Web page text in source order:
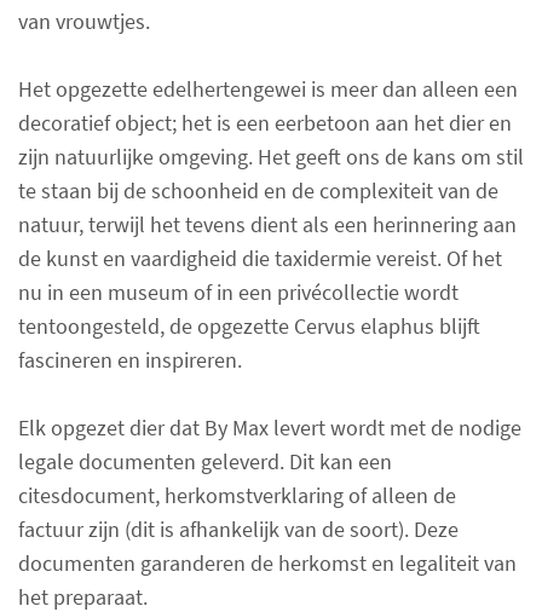
van vrouwtjes.
Het opgezette edelhertengewei is meer dan alleen een
decoratief object; het is een eerbetoon aan het dier en
zijn natuurlijke omgeving. Het geeft ons de kans om stil
te staan bij de schoonheid en de complexiteit van de
natuur, terwijl het tevens dient als een herinnering aan
de kunst en vaardigheid die taxidermie vereist. Of het
nu in een museum of in een privécollectie wordt
tentoongesteld, de opgezette Cervus elaphus blijft
fascineren en inspireren.
Elk opgezet dier dat By Max levert wordt met de nodige
legale documenten geleverd. Dit kan een
citesdocument, herkomstverklaring of alleen de
factuur zijn (dit is afhankelijk van de soort). Deze
documenten garanderen de herkomst en legaliteit van
het preparaat.